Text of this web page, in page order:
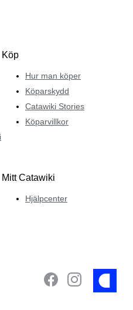
Köp
Hur man köper
Köparskydd
Catawiki Stories
Köparvillkor
Mitt Catawiki
Hjälpcenter